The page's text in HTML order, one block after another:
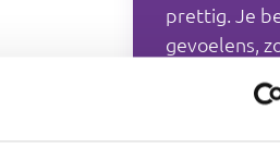
prettig. Je
gevoelens,
oefent de
te gaan: